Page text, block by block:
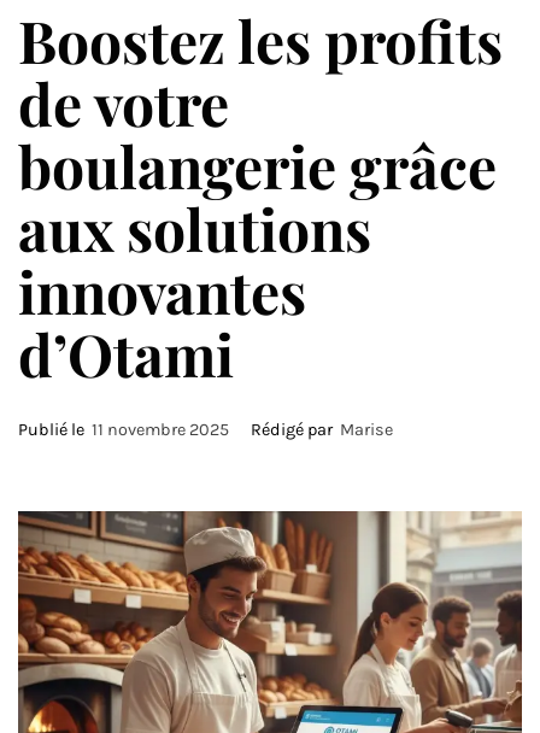
Boostez les profits
de votre
boulangerie grâce
aux solutions
innovantes
d’Otami
Publié le 11 novembre 2025 Rédigé par Marise